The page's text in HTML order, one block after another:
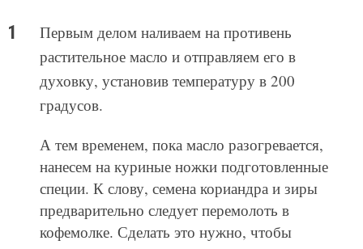
Первым делом наливаем на противень
растительное масло и отправляем его в
духовку, установив температуру в 200
градусов.
А тем временем, пока масло разогревается,
нанесем на куриные ножки подготовленные
специи. К слову, семена кориандра и зиры
предварительно следует перемолоть в
кофемолке. Сделать это нужно, чтобы